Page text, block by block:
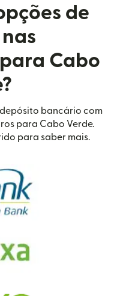
de
Cabo
bancário com
para Cabo Verde.
para saber mais.